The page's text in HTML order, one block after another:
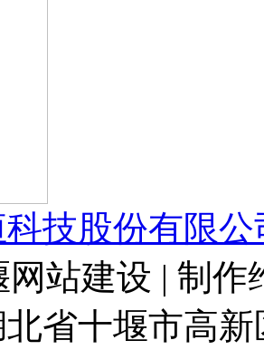
技股份有限公
网站建设 | 制作
省十堰市高